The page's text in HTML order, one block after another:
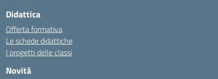
Didattica
Offerta formativa
Le schede didattiche
I progetti delle classi
Novità